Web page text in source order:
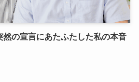
の宣言にあたふたした私の本音